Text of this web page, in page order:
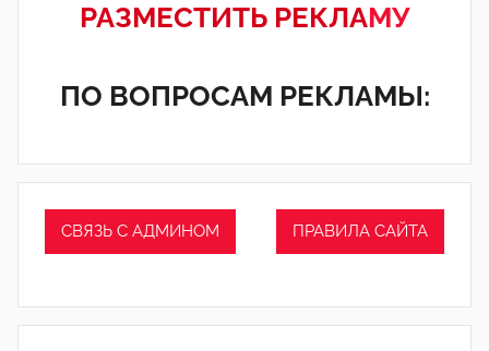
РАЗМЕСТИТЬ РЕКЛАМУ
ПО ВОПРОСАМ РЕКЛАМЫ:
СВЯЗЬ С АДМИНОМ ПРАВИЛА САЙТА